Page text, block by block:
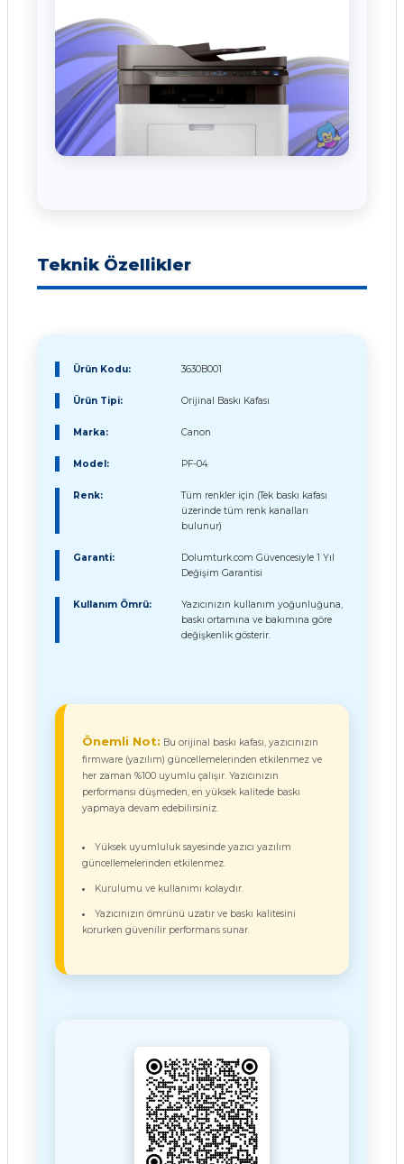
Teknik Özellikler
Ürün Kodu: 3630B001
Ürün Tipi: Orijinal Baskı Kafası
Marka: Canon
Model: PF-04
Renk:
Tüm renkler için (Tek baskı kafası
üzerinde tüm renk kanalları
bulunur)
Garanti:
Dolumturk.com Güvencesiyle 1 Yıl
Değişim Garantisi
Kullanım Ömrü:
Yazıcınızın kullanım yoğunluğuna,
baskı ortamına ve bakımına göre
değişkenlik gösterir.
Önemli Not: Bu orijinal baskı kafası, yazıcınızın
firmware (yazılım) güncellemelerinden etkilenmez ve
her zaman %100 uyumlu çalışır. Yazıcınızın
performansı düşmeden, en yüksek kalitede baskı
yapmaya devam edebilirsiniz.
Yüksek uyumluluk sayesinde yazıcı yazılım
güncellemelerinden etkilenmez.
Kurulumu ve kullanımı kolaydır.
Yazıcınızın ömrünü uzatır ve baskı kalitesini
korurken güvenilir performans sunar.